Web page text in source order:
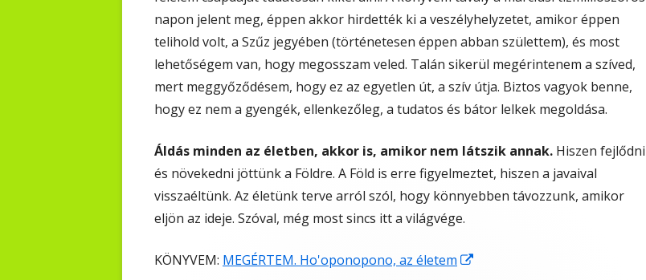
window
napon jelent meg, éppen akkor hirdették ki a veszélyhelyzetet, amikor éppen
telihold volt, a Szűz jegyében (történetesen éppen abban születtem), és most
lehetőségem van, hogy megosszam veled. Talán sikerül megérintenem a szíved,
mert meggyőződésem, hogy ez az egyetlen út, a szív útja. Biztos vagyok benne,
hogy ez nem a gyengék, ellenkezőleg, a tudatos és bátor lelkek megoldása.
Áldás minden az életben, akkor is, amikor nem látszik annak. Hiszen fejlődni
és növekedni jöttünk a Földre. A Föld is erre figyelmeztet, hiszen a javaival
visszaéltünk. Az életünk terve arról szól, hogy könnyebben távozzunk, amikor
eljön az ideje. Szóval, még most sincs itt a világvége.
KÖNYVEM: MEGÉRTEM. Ho'oponopono, az életem